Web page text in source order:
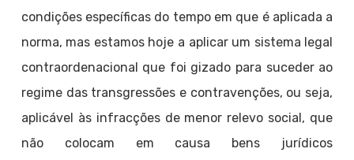
condições específicas do tempo em que é aplicada a
norma, mas estamos hoje a aplicar um sistema legal
contraordenacional que foi gizado para suceder ao
regime das transgressões e contravenções, ou seja,
aplicável às infracções de menor relevo social, que
não colocam em causa bens jurídicos